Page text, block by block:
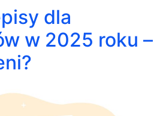
dla
w 2025 roku –